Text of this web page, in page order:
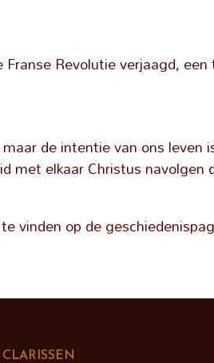
Revolutie verjaagd,
de intentie van ons
met elkaar Christus
op de